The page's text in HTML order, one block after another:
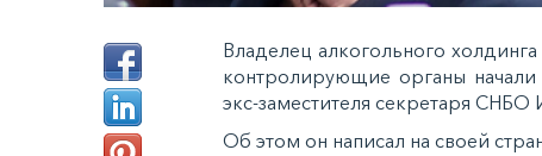
Владелец алкогольного
контролирующие органы
экс-заместителя секретаря СНБО
Об этом он написал на своей